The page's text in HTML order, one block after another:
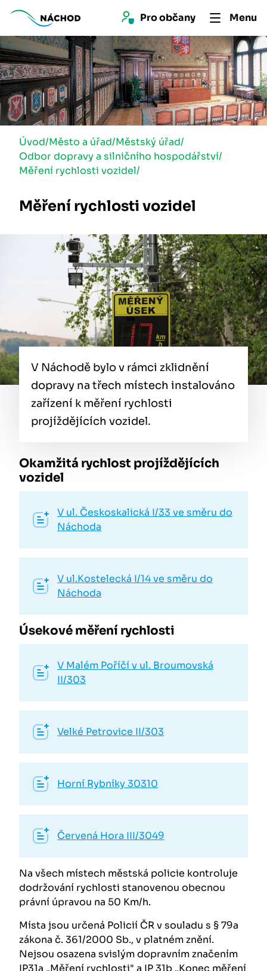
Pro občany Menu
Úvod/Město a úřad/Městský úřad/
Odbor dopravy a silničního hospodářství/
Měření rychlosti vozidel/
Měření rychlosti vozidel
V Náchodě bylo v rámci zklidnění
dopravy na třech místech instalováno
zařízení k měření rychlosti
projíždějících vozidel.
Okamžitá rychlost projíždějících
vozidel
V ul. Českoskalická I/33 ve směru do
Náchoda
V ul.Kostelecká I/14 ve směru do
Náchoda
Úsekové měření rychlosti
V Malém Poříčí v ul. Broumovská
II/303
Velké Petrovice II/303
Horní Rybníky 30310
Červená Hora III/3049
Na všech místech městská policie kontroluje
dodržování rychlosti stanovenou obecnou
právní úpravou na 50 Km/h.
Místa jsou určená Policií ČR v souladu s § 79a
zákona č. 361/2000 Sb., v platném znění.
Nejsou osazena svislým dopravním značením
IP31a „Měření rychlosti" a IP 31b „Konec měření